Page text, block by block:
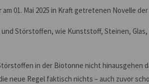
01. Mai 2025 in Kraft getretenen Novelle
Störstoffen, wie Kunststoff, Steinen,
in der Biotonne nicht hinausgehen
neue Regel faktisch nichts – auch zuvor